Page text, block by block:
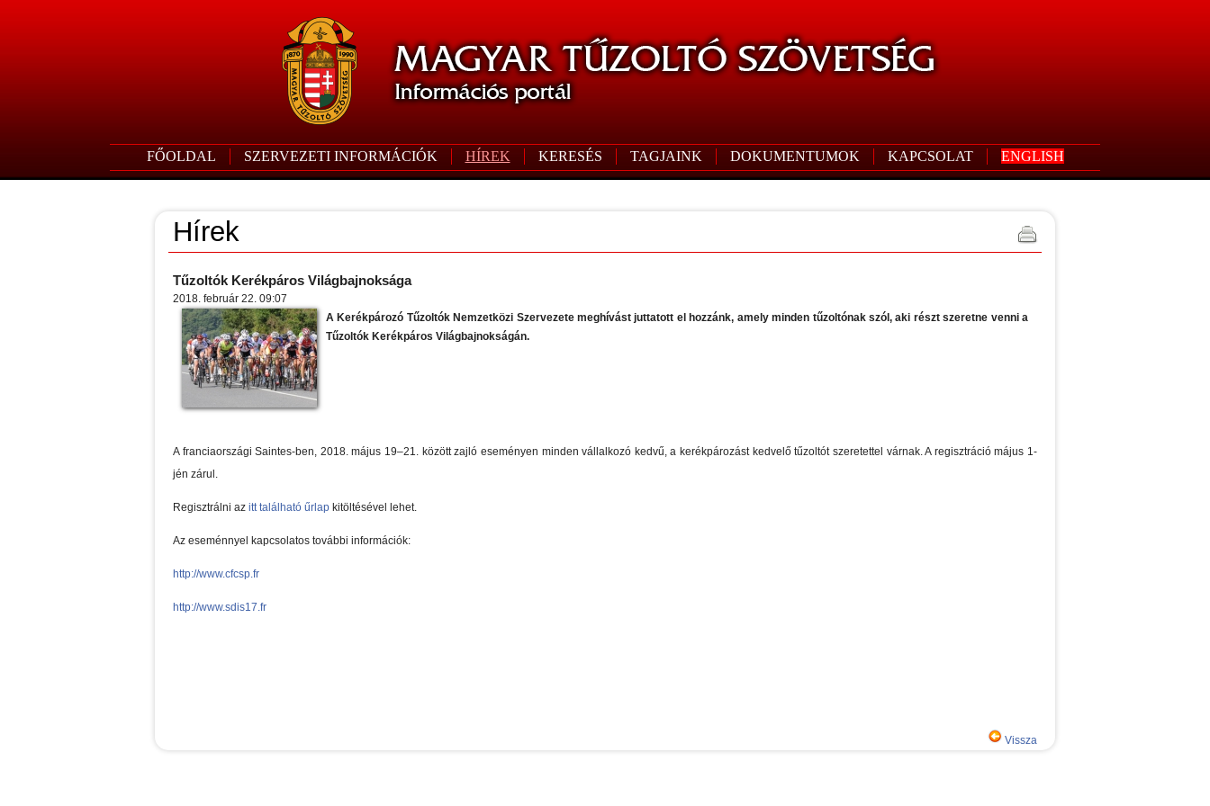
FŐOLDAL SZERVEZETI INFORMÁCIÓK HÍREK KERESÉS TAGJAINK DOKUMENTUMOK KAPCSOLAT ENGLISH
Hírek
Tűzoltók Kerékpáros Világbajnoksága
2018. február 22. 09:07
A Kerékpározó Tűzoltók Nemzetközi Szervezete meghívást juttatott el hozzánk, amely minden tűzoltónak szól, aki részt szeretne venni a
Tűzoltók Kerékpáros Világbajnokságán.
A franciaországi Saintes-ben, 2018. május 19–21. között zajló eseményen minden vállalkozó kedvű, a kerékpározást kedvelő tűzoltót szeretettel várnak. A regisztráció május 1-
jén zárul.
Regisztrálni az itt található űrlap kitöltésével lehet.
Az eseménnyel kapcsolatos további információk:
http://www.cfcsp.fr
http://www.sdis17.fr
Vissza